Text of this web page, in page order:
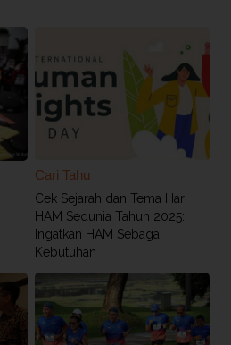
Cari Tahu
Cek Sejarah dan Tema Hari
HAM Sedunia Tahun 2025:
Ingatkan HAM Sebagai
Kebutuhan